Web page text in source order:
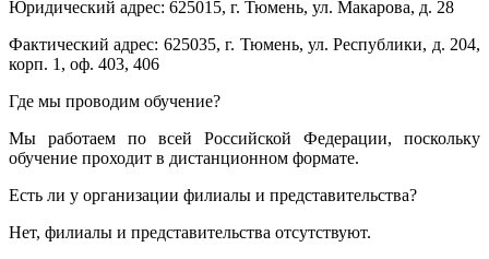
Юридический адрес: 625015, г. Тюмень, ул. Макарова, д. 28
Фактический адрес: 625035, г. Тюмень, ул. Республики, д. 204,
корп. 1, оф. 403, 406
Где мы проводим обучение?
Мы работаем по всей Российской Федерации, поскольку
обучение проходит в дистанционном формате.
Есть ли у организации филиалы и представительства?
Нет, филиалы и представительства отсутствуют.